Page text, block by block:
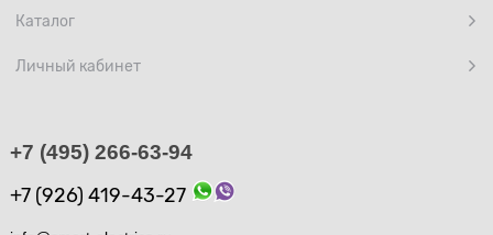
Каталог
Личный кабинет
+7 (495) 266-63-94
+7 (926) 419-43-27